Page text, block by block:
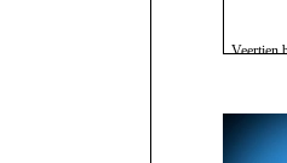
Veertien